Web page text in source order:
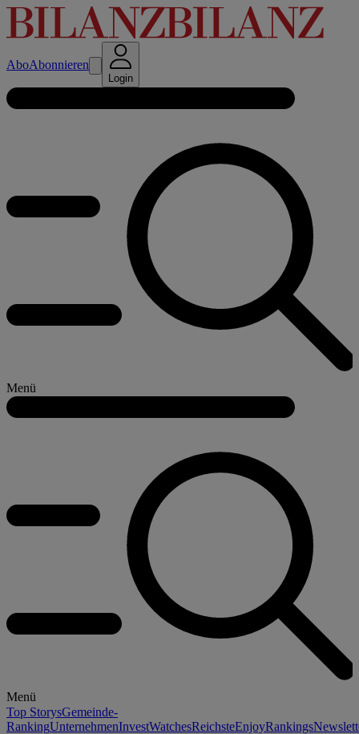
AboAbonnieren
Login
Menü
Menü
Top StorysGemeinde-
RankingUnternehmenInvestWatchesReichsteEnjoyRankings